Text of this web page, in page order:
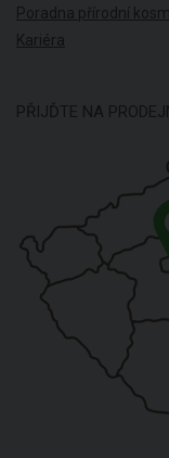
Poradna přírodní
Kariéra
PŘIJĎTE NA